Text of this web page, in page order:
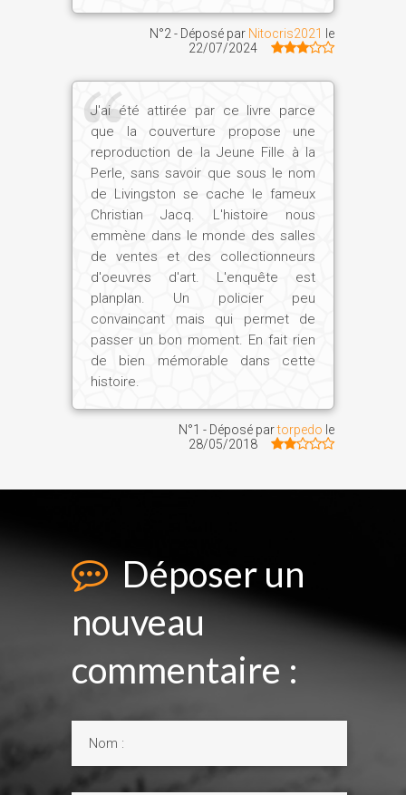
N°2 - Déposé par Nitocris2021
le
22/07/2024
J'ai été attirée par ce livre parce
que la couverture propose une
reproduction de la Jeune Fille à la
Perle, sans savoir que sous le nom
de Livingston se cache le fameux
Christian Jacq. L'histoire nous
emmène dans le monde des salles
de ventes et des collectionneurs
d'oeuvres d'art. L'enquête est
planplan. Un policier peu
convaincant mais qui permet de
passer un bon moment. En fait rien
de bien mémorable dans cette
histoire.
N°1 - Déposé partorpedo le
28/05/2018
Déposer un
nouveau
commentaire :